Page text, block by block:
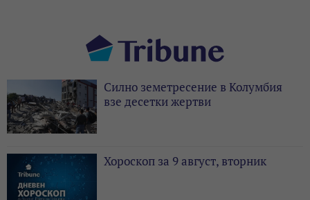
Силно земетресение в Колумбия
взе десетки жертви
Хороскоп за 9 август, вторник